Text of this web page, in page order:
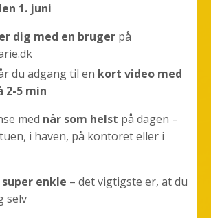
1. juni
dig med en bruger på
du adgang til en kort video med
2-5 min
med når som helst på dagen –
i haven, på kontoret eller i
super enkle – det vigtigste er, at du
selv